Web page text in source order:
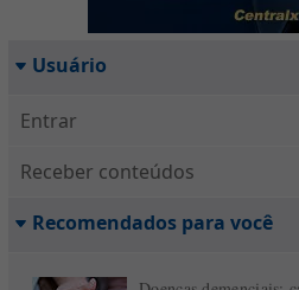
Usuário
Entrar
Receber conteúdos
Recomendados para você